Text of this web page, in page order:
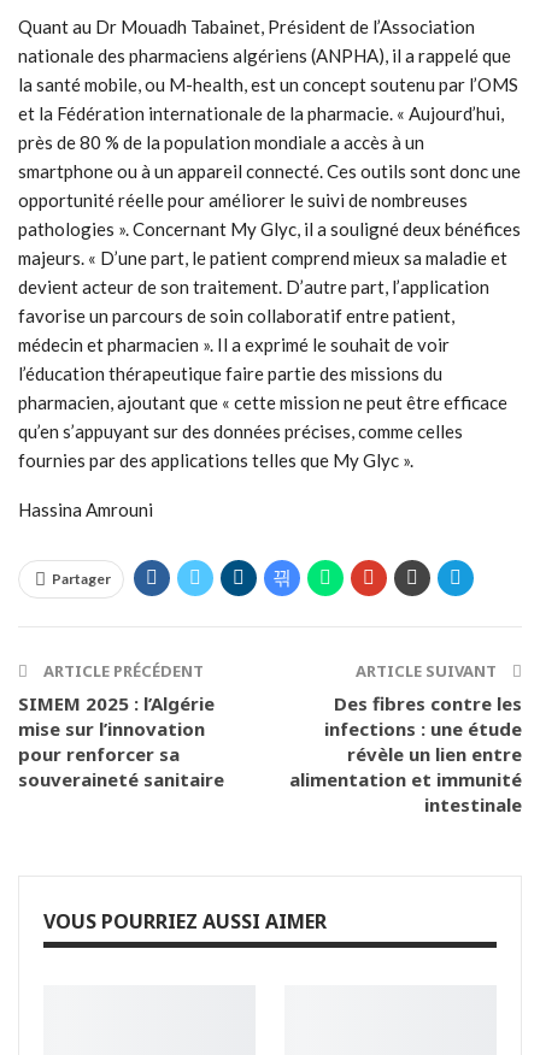
Quant au Dr Mouadh Tabainet, Président de l’Association
nationale des pharmaciens algériens (ANPHA), il a rappelé que
la santé mobile, ou M-health, est un concept soutenu par l’OMS
et la Fédération internationale de la pharmacie. « Aujourd’hui,
près de 80 % de la population mondiale a accès à un
smartphone ou à un appareil connecté. Ces outils sont donc une
opportunité réelle pour améliorer le suivi de nombreuses
pathologies ». Concernant My Glyc, il a souligné deux bénéfices
majeurs. « D’une part, le patient comprend mieux sa maladie et
devient acteur de son traitement. D’autre part, l’application
favorise un parcours de soin collaboratif entre patient,
médecin et pharmacien ». Il a exprimé le souhait de voir
l’éducation thérapeutique faire partie des missions du
pharmacien, ajoutant que « cette mission ne peut être efficace
qu’en s’appuyant sur des données précises, comme celles
fournies par des applications telles que My Glyc ».
Hassina Amrouni
Partager
ARTICLE PRÉCÉDENT
SIMEM 2025 : l’Algérie
mise sur l’innovation
pour renforcer sa
souveraineté sanitaire
ARTICLE SUIVANT
Des fibres contre les
infections : une étude
révèle un lien entre
alimentation et immunité
intestinale
VOUS POURRIEZ AUSSI AIMER